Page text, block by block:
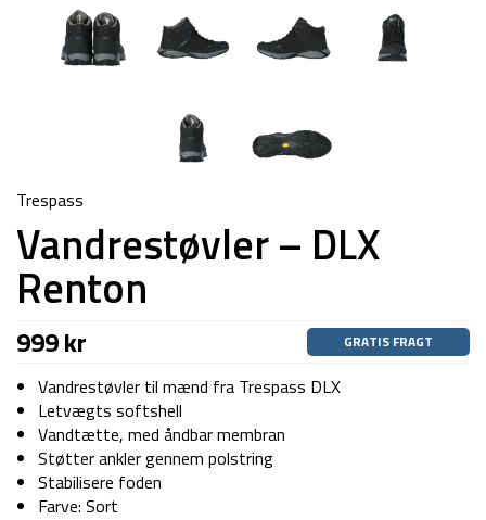
Trespass
Vandrestøvler – DLX
Renton
999kr GRATIS FRAGT
Vandrestøvler til mænd fra Trespass DLX
Letvægts softshell
Vandtætte, med åndbar membran
Støtter ankler gennem polstring
Stabilisere foden
Farve: Sort